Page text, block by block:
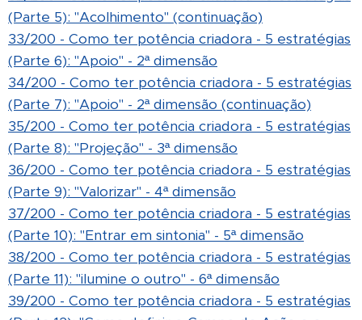
(Parte 5): "Acolhimento" (continuação)
33/200 - Como ter potência criadora - 5 estratégias
(Parte 6): "Apoio" - 2ª dimensão
34/200 - Como ter potência criadora - 5 estratégias
(Parte 7): "Apoio" - 2ª dimensão (continuação)
35/200 - Como ter potência criadora - 5 estratégias
(Parte 8): "Projeção" - 3ª dimensão
36/200 - Como ter potência criadora - 5 estratégias
(Parte 9): "Valorizar" - 4ª dimensão
37/200 - Como ter potência criadora - 5 estratégias
(Parte 10): "Entrar em sintonia" - 5ª dimensão
38/200 - Como ter potência criadora - 5 estratégias
(Parte 11): "ilumine o outro" - 6ª dimensão
39/200 - Como ter potência criadora - 5 estratégias